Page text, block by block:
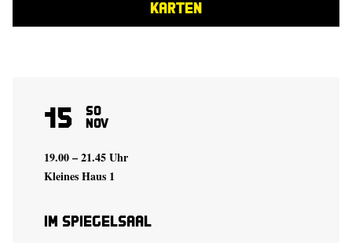
KARTEN
15 So
Nov
19.00 – 21.45 Uhr
Kleines Haus 1
Im Spiegelsaal